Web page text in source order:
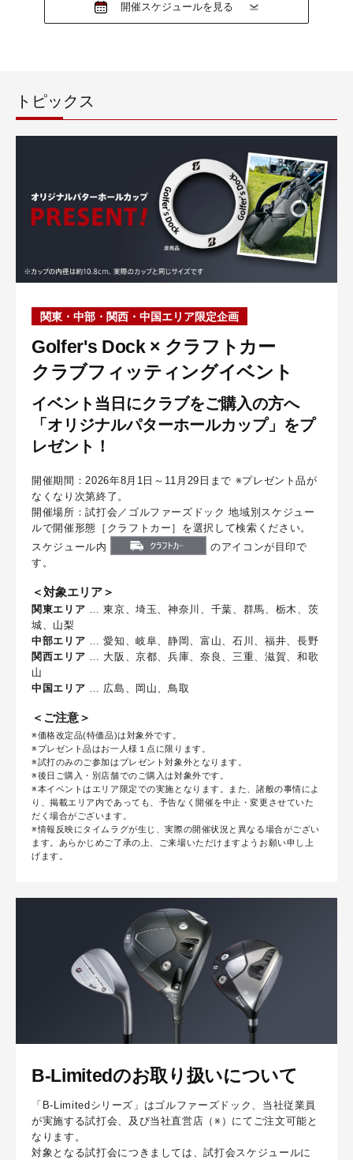
開催スケジュールを見る
トピックス
関東・中部・関西・中国エリア限定企画
Golfer's Dock × クラフトカー
クラブフィッティングイベント
イベント当日にクラブをご購入の方へ
「オリジナルパターホールカップ」をプ
レゼント！
開催期間：2026年8月1日～11月29日まで ※プレゼント品が
なくなり次第終了。
開催場所：試打会／ゴルファーズドック 地域別スケジュー
ルで開催形態［クラフトカー］を選択して検索ください。
スケジュール内
のアイコンが目印で
す。
＜対象エリア＞
関東エリア … 東京、埼玉、神奈川、千葉、群馬、栃木、茨
城、山梨
中部エリア … 愛知、岐阜、静岡、富山、石川、福井、長野
関西エリア … 大阪、京都、兵庫、奈良、三重、滋賀、和歌
山
中国エリア … 広島、岡山、鳥取
＜ご注意＞
※価格改定品(特価品)は対象外です。
※プレゼント品はお一人様１点に限ります。
※試打のみのご参加はプレゼント対象外となります。
※後日ご購入・別店舗でのご購入は対象外です。
※本イベントはエリア限定での実施となります。また、諸般の事情によ
り、掲載エリア内であっても、予告なく開催を中止・変更させていた
だく場合がございます。
※情報反映にタイムラグが生じ、実際の開催状況と異なる場合がござい
ます。あらかじめご了承の上、ご来場いただけますようお願い申し上
げます。
B-Limitedのお取り扱いについて
「B-Limitedシリーズ」はゴルファーズドック、当社従業員
が実施する試打会、及び当社直営店（※）にてご注文可能と
なります。
対象となる試打会につきましては、試打会スケジュールに